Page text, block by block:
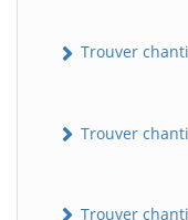
Trouver
Trouver
Trouver